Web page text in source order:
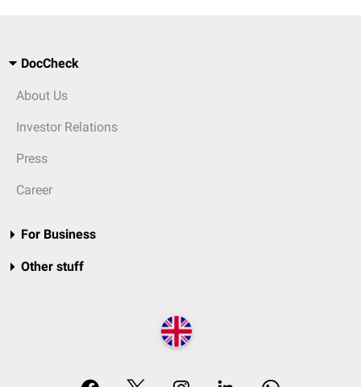
DocCheck
About Us
Investor Relations
Press
Career
For Business
Other stuff